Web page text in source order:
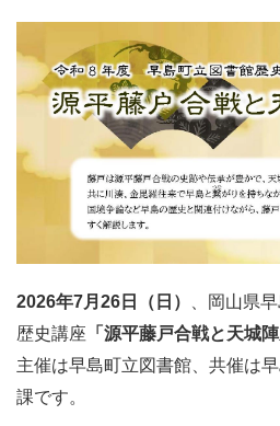
2026年7月26日（日）
、岡山県
歴史講座 「源平藤戸合戦と天城陣
主催は早島町立図書館、共催は
課です。